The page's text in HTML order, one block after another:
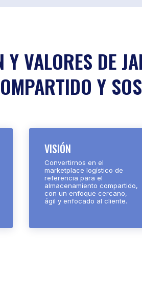
VALORES DE
Y
VISIÓN
Convertirnos en el
marketplace logístico de
referencia para el
almacenamiento compartido,
con un enfoque cercano,
ágil y enfocado al cliente.